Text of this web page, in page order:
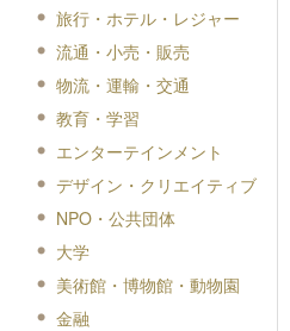
旅行・ホテル・レジャー
流通・小売・販売
物流・運輸・交通
教育・学習
エンターテインメント
デザイン・クリエイティブ
NPO・公共団体
大学
美術館・博物館・動物園
金融